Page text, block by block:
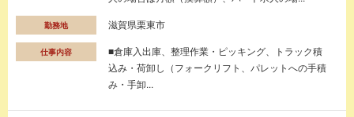
勤務地 滋賀県栗東市
仕事内容
■倉庫入出庫、整理作業・ピッキング、トラック積
込み・荷卸し（フォークリフト、パレットへの手積
み・手卸...